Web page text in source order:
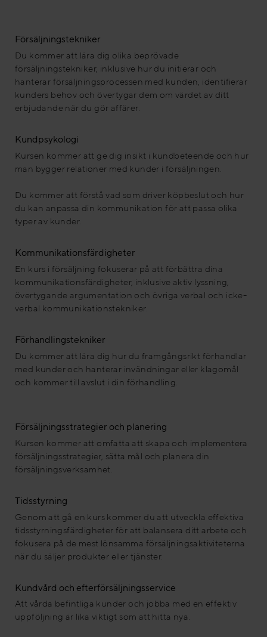
Försäljningstekniker
Du kommer att lära dig olika beprövade
försäljningstekniker, inklusive hur du initierar och
hanterar försäljningsprocessen med kunden, identifierar
kunders behov och övertygar dem om värdet av ditt
erbjudande när du gör affärer.
Kundpsykologi
Kursen kommer att ge dig insikt i kundbeteende och hur
man bygger relationer med kunder i försäljningen.
Du kommer att förstå vad som driver köpbeslut och hur
du kan anpassa din kommunikation för att passa olika
typer av kunder.
Kommunikationsfärdigheter
En kurs i försäljning fokuserar på att förbättra dina
kommunikationsfärdigheter, inklusive aktiv lyssning,
övertygande argumentation och övriga verbal och icke-
verbal kommunikationstekniker.
Förhandlingstekniker
Du kommer att lära dig hur du framgångsrikt förhandlar
med kunder och hanterar invändningar eller klagomål
och kommer till avslut i din förhandling.
Försäljningsstrategier och planering
Kursen kommer att omfatta att skapa och implementera
försäljningsstrategier, sätta mål och planera din
försäljningsverksamhet.
Tidsstyrning
Genom att gå en kurs kommer du att utveckla effektiva
tidsstyrningsfärdigheter för att balansera ditt arbete och
fokusera på de mest lönsamma försäljningsaktiviteterna
när du säljer produkter eller tjänster.
Kundvård och efterförsäljningsservice
Att vårda befintliga kunder och jobba med en effektiv
uppföljning är lika viktigt som att hitta nya.